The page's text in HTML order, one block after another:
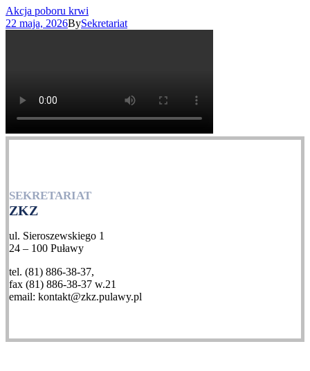
Akcja poboru krwi
22 maja, 2026BySekretariat
SEKRETARIAT
ZKZ
ul. Sieroszewskiego 1
24 – 100 Puławy
tel. (81) 886-38-37,
fax (81) 886-38-37 w.21
email: kontakt@zkz.pulawy.pl